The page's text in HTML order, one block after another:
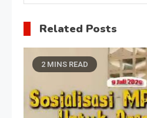
Related Posts
2 MINS READ